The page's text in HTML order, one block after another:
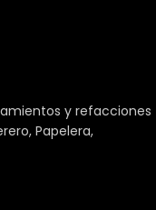
y refacciones
Papelera,